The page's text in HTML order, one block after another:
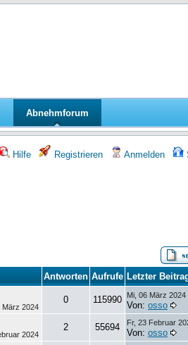
Abnehmforum
Hilfe Registrieren Anmelden
Antworten Aufrufe Letzter
März 2024
0 115990 Mi, 06 März 2024
Von: osso
2024
2 55694 Fr, 23 Februar
Von: osso